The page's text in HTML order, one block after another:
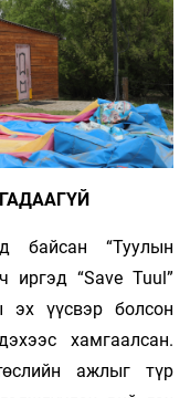
байсан “Туулын
иргэд “Save Tuul”
эх үүсвэр болсон
хамгаалсан.
ажлыг түр